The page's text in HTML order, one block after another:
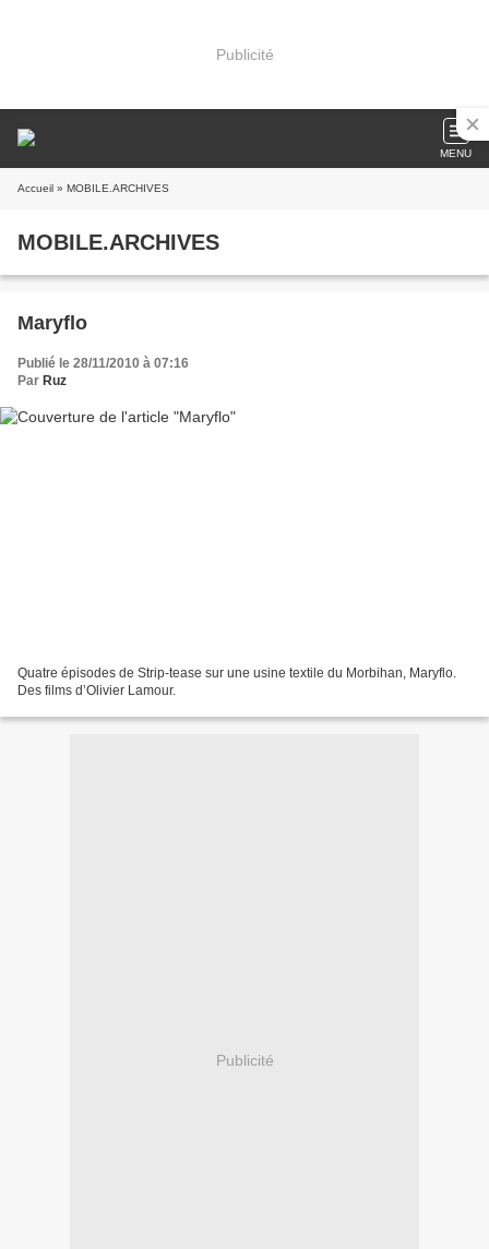
Publicité
MENU
Accueil » MOBILE.ARCHIVES
MOBILE.ARCHIVES
Maryflo
Publié le 28/11/2010 à 07:16
Par Ruz
Quatre épisodes de Strip-tease sur une usine textile du Morbihan, Maryflo.
Des films d’Olivier Lamour.
Publicité